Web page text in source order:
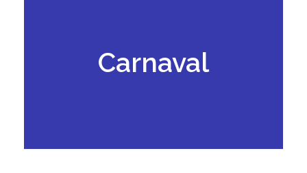
Carnaval